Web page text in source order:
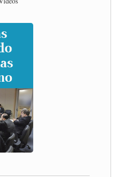
diálogo com Lula
de debate sobre saúde nas
transporte rodoviário de cargas na
de Cargas e Caminhoneiros Autonomos
A CLASSE TRABALHADORA
do Estado Democrático de Direito
do 3º Congresso da CNTTL
de novembro
para avaliar proposta de reajuste
em transportes está mantido,